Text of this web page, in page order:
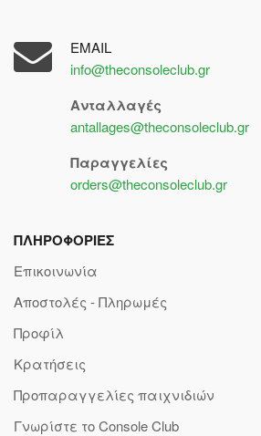
EMAIL
info@theconsoleclub.gr
Ανταλλαγές
antallages@theconsoleclub.gr
Παραγγελίες
orders@theconsoleclub.gr
ΠΛΗΡΟΦΟΡΙΕΣ
Επικοινωνία
Αποστολές - Πληρωμές
Προφίλ
Κρατήσεις
Προπαραγγελίες παιχνιδιών
Γνωρίστε το Console Club